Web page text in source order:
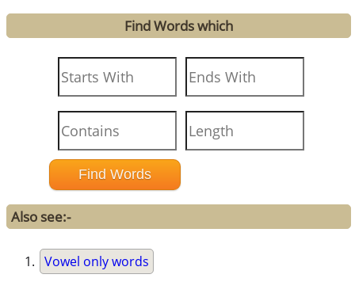
Find Words which
Also see:-
Vowel only words